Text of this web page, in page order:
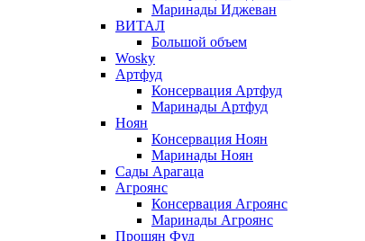
Маринады Иджеван
ВИТАЛ
Большой объем
Wosky
Артфуд
Консервация Артфуд
Маринады Артфуд
Ноян
Консервация Ноян
Маринады Ноян
Сады Арагаца
Агроянс
Консервация Агроянс
Маринады Агроянс
Прошян Фуд